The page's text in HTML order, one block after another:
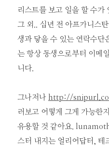
리스트를 보고 일을 할 수가
그 외.. 십년 전 아프카니스
생과 닿을 수 있는 연락수단
는 항상 동생으로부터 이메
니다.
그나저나 http://
러보고 어떻게 그게 가능한
유용할 것 같아요.
스터 내지는 얼리어답터, 테